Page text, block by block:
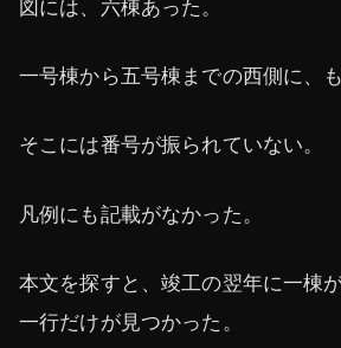
図には、六棟あった。
一号棟から五号棟までの西側に、も
そこには番号が振られていない。
凡例にも記載がなかった。
本文を探すと、竣工の翌年に一棟
一行だけが見つかった。